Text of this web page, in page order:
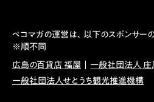
ペコマガの運営は、以下のスポンサー
※順不同
広島の百貨店 福屋
一般社団法人
一般社団法人せとうち観光推進機構